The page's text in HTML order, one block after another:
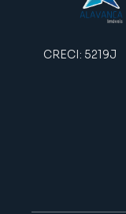
CRECI: 5219J